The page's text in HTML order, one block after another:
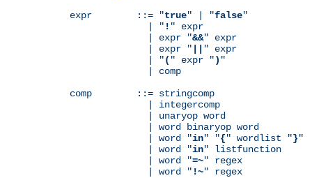
expr        ::= "true" | "false"
              | "
! " expr
              | expr "
&&" expr
              | expr "
" expr
              | "
( " expr ") "
              | comp
comp        ::= stringcomp
              | integercomp
              | unaryop word
              | word binaryop word
              | word "
in" "{" wordlist "}"
              | word "
in" listfunction
              | word "
=~" regex
              | word "
!~" regex